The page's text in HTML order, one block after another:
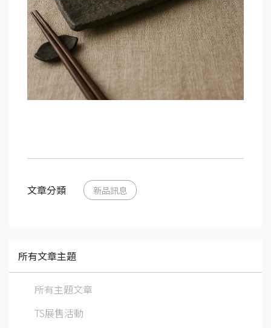
文章分類 新品訊息
所有文章主題
所有主題文章
TS展售活動